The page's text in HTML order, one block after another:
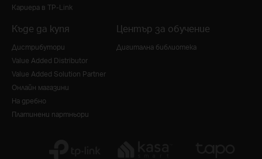
Кариера в TP-Link
Къде да купя
Дистрибутори
Value Added Distributor
Value Added Solution Partner
Онлайн магазини
На дребно
Платинени партньори
Център за обучение
Дигитална библиотека